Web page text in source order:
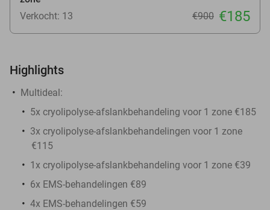
Verkocht: 13 €900 €185
Highlights
Multideal:
5x cryolipolyse-afslankbehandeling voor 1 zone €185
3x cryolipolyse-afslankbehandelingen voor 1 zone
€115
1x cryolipolyse-afslankbehandeling voor 1 zone €39
6x EMS-behandelingen €89
4x EMS-behandelingen €59